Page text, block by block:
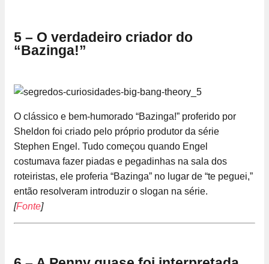
5 – O verdadeiro criador do
“Bazinga!”
O clássico e bem-humorado “Bazinga!” proferido por
Sheldon foi criado pelo próprio produtor da série
Stephen Engel. Tudo começou quando Engel
costumava fazer piadas e pegadinhas na sala dos
roteiristas, ele proferia “Bazinga” no lugar de “te peguei,”
então resolveram introduzir o slogan na série.
[Fonte]